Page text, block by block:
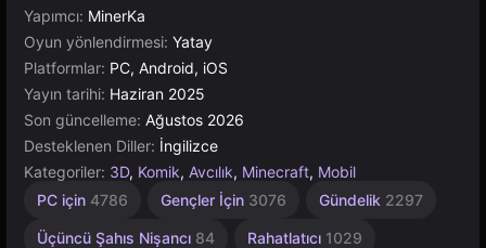
Yapımcı: MinerKa
Oyun yönlendirmesi: Yatay
Platformlar: PC, Android, iOS
Yayın tarihi: Haziran 2025
Son güncelleme: Ağustos 2026
Desteklenen Diller: İngilizce
Kategoriler: 3D, Komik, Avcılık, Minecraft, Mobil
PC için 4786 Gençler İçin 3076 Gündelik 2297
Üçüncü Şahıs Nişancı 84 Rahatlatıcı 1029
Roblox
Sonsuz
Saklambaç
Çeviklik
Masaüstü
Yüksek
3571
Rus
Tarayıcı
Unity
3177